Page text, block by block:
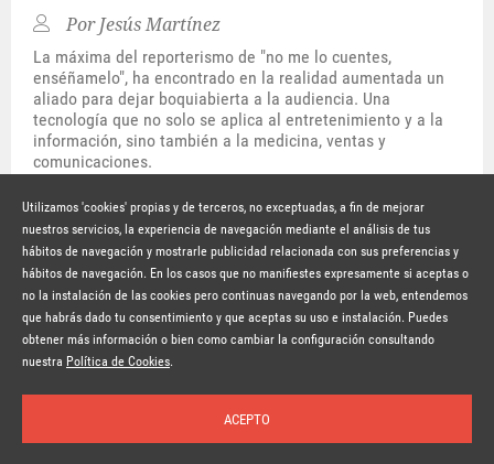
Inicio Temas Autores Nosotros Buscar Suscríbete
Por Jesús Martínez
La máxima del reporterismo de "no me lo cuentes,
enséñamelo", ha encontrado en la realidad aumentada un
aliado para dejar boquiabierta a la audiencia. Una
tecnología que no solo se aplica al entretenimiento y a la
información, sino también a la medicina, ventas y
comunicaciones.
Suscríbete a la newsletter
© Copyright Lavinia 2026 –www.lavinia.tc
Nota Legal
Contacto Política de privacidad
Condiciones de uso
Utilizamos 'cookies' propias y de terceros, no exceptuadas, a fin de mejorar
nuestros servicios, la experiencia de navegación mediante el análisis de tus
hábitos de navegación y mostrarle publicidad relacionada con sus preferencias y
hábitos de navegación. En los casos que no manifiestes expresamente si aceptas o
no la instalación de las cookies pero continuas navegando por la web, entendemos
que habrás dado tu consentimiento y que aceptas su uso e instalación. Puedes
obtener más información o bien como cambiar la configuración consultando
nuestra Política de Cookies.
ACEPTO